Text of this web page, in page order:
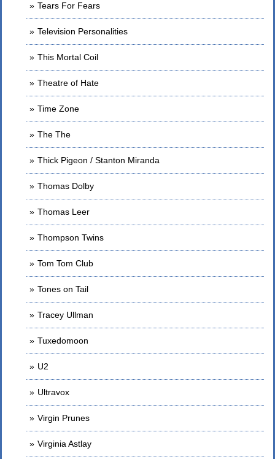
Tears For Fears
Television Personalities
This Mortal Coil
Theatre of Hate
Time Zone
The The
Thick Pigeon / Stanton Miranda
Thomas Dolby
Thomas Leer
Thompson Twins
Tom Tom Club
Tones on Tail
Tracey Ullman
Tuxedomoon
U2
Ultravox
Virgin Prunes
Virginia Astlay